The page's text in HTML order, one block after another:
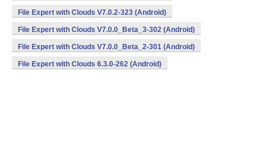
File Expert with Clouds V7.0.2-323 (Android)
File Expert with Clouds V7.0.0_Beta_3-302 (Android)
File Expert with Clouds V7.0.0_Beta_2-301 (Android)
File Expert with Clouds 6.3.0-262 (Android)